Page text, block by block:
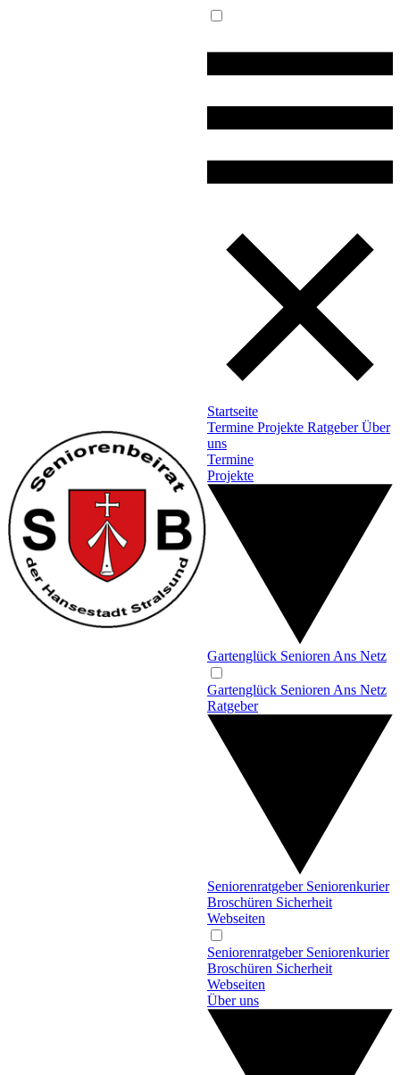
Startseite
Termine Projekte RatgeberÜber
uns
Termine
Projekte
Gartenglück Senioren Ans Netz
Gartenglück Senioren Ans Netz
Ratgeber
Seniorenratgeber Seniorenkurier
Broschüren Sicherheit
Webseiten
Seniorenratgeber Seniorenkurier
Broschüren Sicherheit
Webseiten
Über uns